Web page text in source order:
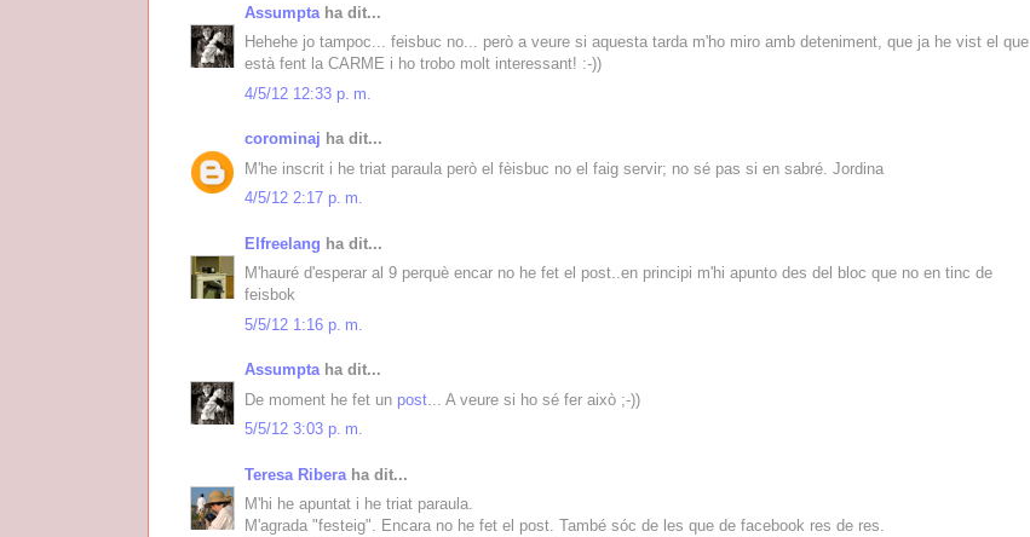
Assumpta ha dit...
Hehehe jo tampoc... feisbuc no... però a veure si aquesta tarda m'ho miro amb deteniment, que ja he vist el que
està fent la CARME i ho trobo molt interessant! :-))
4/5/12 12:33 p. m.
corominaj ha dit...
M'he inscrit i he triat paraula però el fèisbuc no el faig servir; no sé pas si en sabré. Jordina
4/5/12 2:17 p. m.
Elfreelang ha dit...
M'hauré d'esperar al 9 perquè encar no he fet el post..en principi m'hi apunto des del bloc que no en tinc de
feisbok
5/5/12 1:16 p. m.
Assumptaha dit...
De moment he fet un post ... A veure si ho sé fer això ;-))
5/5/12 3:03 p. m.
Teresa Ribera ha dit...
M'hi he apuntat i he triat paraula.
M'agrada "festeig". Encara no he fet el post. També sóc de les que de facebook res de res.